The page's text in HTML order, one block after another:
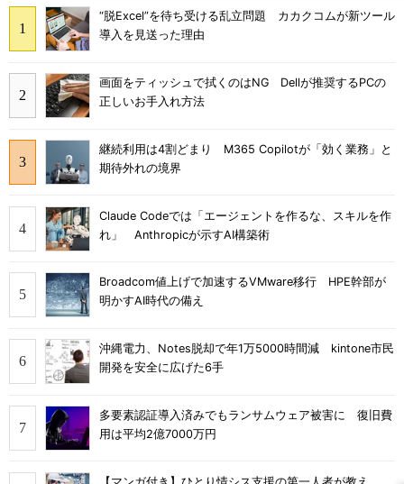
“脱Excel”を待ち受ける乱立問題 カカクコムが新ツール
導入を見送った理由
画面をティッシュで拭くのはNG Dellが推奨するPCの
正しいお手入れ方法
継続利用は4割どまり M365 Copilotが「効く業務」と
期待外れの境界
Claude Codeでは「エージェントを作るな、スキルを作
れ」 Anthropicが示すAI構築術
Broadcom値上げで加速するVMware移行 HPE幹部が
明かすAI時代の備え
沖縄電力、Notes脱却で年1万5000時間減 kintone市民
開発を安全に広げた6手
多要素認証導入済みでもランサムウェア被害に 復旧費
用は平均2億7000万円